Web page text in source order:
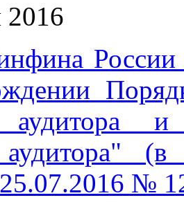
2016
аудитора
аудитора"
№